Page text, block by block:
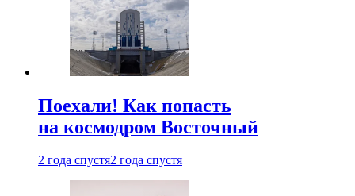
Поехали! Как попасть
на космодром Восточный
2 года спустя2 года спустя